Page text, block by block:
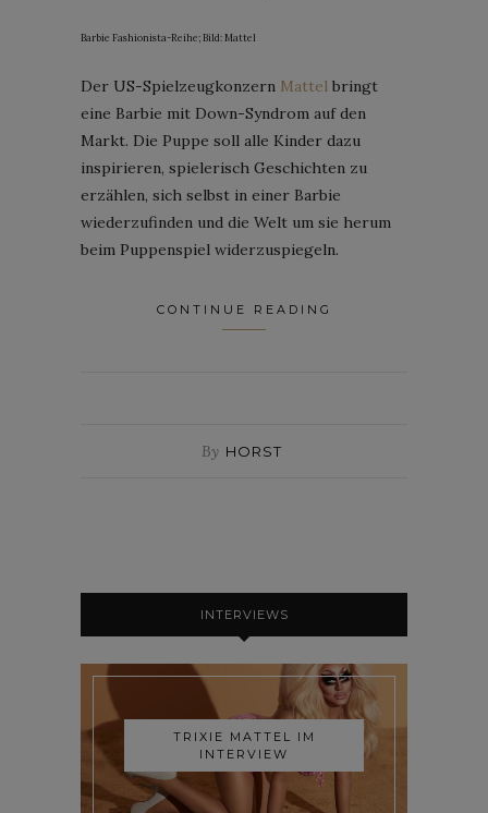
Barbie Fashionista-Reihe; Bild: Mattel
Der US-Spielzeugkonzern Mattel bringt
eine Barbie mit Down-Syndrom auf den
Markt. Die Puppe soll alle Kinder dazu
inspirieren, spielerisch Geschichten zu
erzählen, sich selbst in einer Barbie
wiederzufinden und die Welt um sie herum
beim Puppenspiel widerzuspiegeln.
CONTINUE READING
By HORST
INTERVIEWS
TRIXIE MATTEL IM
INTERVIEW